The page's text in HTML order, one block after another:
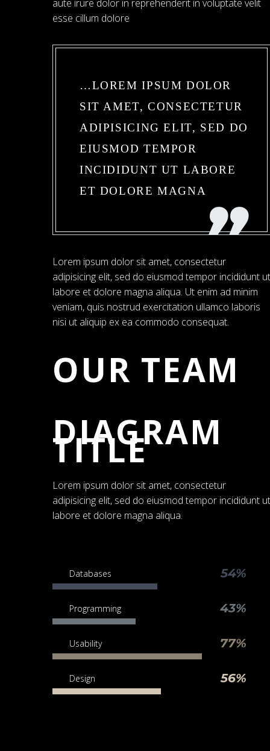
aute irure dolor in reprehenderit in voluptate velit
esse cillum dolore
…LOREM IPSUM DOLOR
SIT AMET, CONSECTETUR
ADIPISICING ELIT, SED DO
EIUSMOD TEMPOR
INCIDIDUNT UT LABORE
ET DOLORE MAGNA
Lorem ipsum dolor sit amet, consectetur
adipisicing elit, sed do eiusmod tempor incididunt ut
labore et dolore magna aliqua. Ut enim ad minim
veniam, quis nostrud exercitation ullamco laboris
nisi ut aliquip ex ea commodo consequat.
OUR TEAM
DIAGRAM
TITLE
Lorem ipsum dolor sit amet, consectetur
adipisicing elit, sed do eiusmod tempor incididunt ut
labore et dolore magna aliqua.
Databases 54%
Programming 43%
Usability 77%
Design 56%